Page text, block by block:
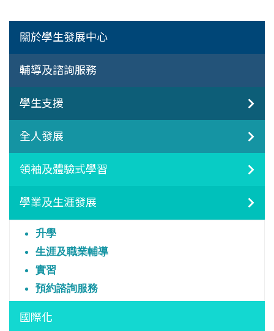
關於學生發展中心
輔導及諮詢服務
學生支援
全人發展
領袖及體驗式學習
學業及生涯發展
升學
生涯及職業輔導
實習
預約諮詢服務
國際化